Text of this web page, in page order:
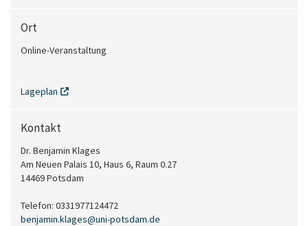
Ort
Online-Veranstaltung
Lageplan
Kontakt
Dr. Benjamin Klages
Am Neuen Palais 10, Haus 6, Raum 0.27
14469 Potsdam
Telefon: 0331977124472
benjamin.klages@uni-potsdam.de